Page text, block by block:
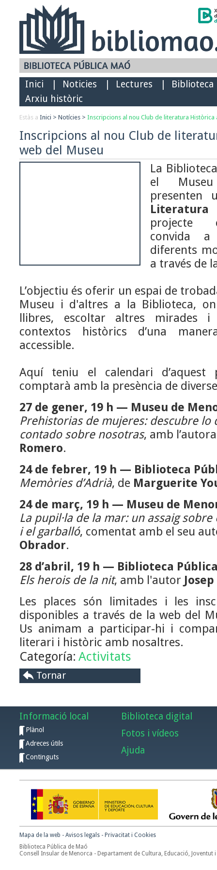
Inici Noticies Lectures
Biblioteca
Arxiu històric
Estàs a Inici > Notícies > Inscripcions al nou Club de literatura Històrica
Inscripcions al nou Club de
web del Museu
La
el
projecte
convida a
diferents
a través de
L’objectiu és oferir un espai de
Museu i d'altres a la Biblioteca,
llibres, escoltar altres mirades i
contextos històrics d’una
accessible.
Aquí teniu el calendari d’aquest
comptarà amb la presència de
27 de gener, 19 h — Museu de
Prehistorias de mujeres: descubre lo
contado sobre nosotras, amb
Romero.
24 de febrer, 19 h — Biblioteca
Memòries d’Adrià, de Marguerite
24 de març, 19 h — Museu de
La pupil·la de la mar: un assaig
i el garballó, comentat amb el seu
Obrador.
28 d’abril, 19 h — Biblioteca
Els herois de la nit, amb l'autor
Les places són limitades i les
disponibles a través de la web del
Us animam a participar-hi i
literari i històric amb nosaltres.
Categoría: Activitats
Tornar
Informació local
Plànol
Adreces útils
Continguts
Biblioteca digital
Fotos i vídeos
Ajuda
Mapa de la web - Avisos legals - Privacitat i Cookies
Biblioteca Pública de Maó
Consell Insular de Menorca - Departament de Cultura, Educació, Joventut